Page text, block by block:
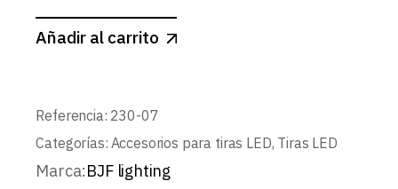
Añadir al carrito
Referencia: 230-07
Categorías: Accesorios para tiras LED, Tiras LED
Marca:BJF lighting